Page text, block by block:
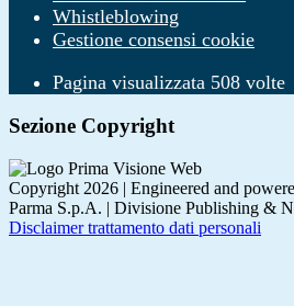
Whistleblowing
Gestione consensi cookie
Pagina visualizzata 508 volte
Sezione Copyright
Copyright 2026 | Engineered and
Parma S.p.A. | Divisione Publishing &
Disclaimer trattamento dati personali